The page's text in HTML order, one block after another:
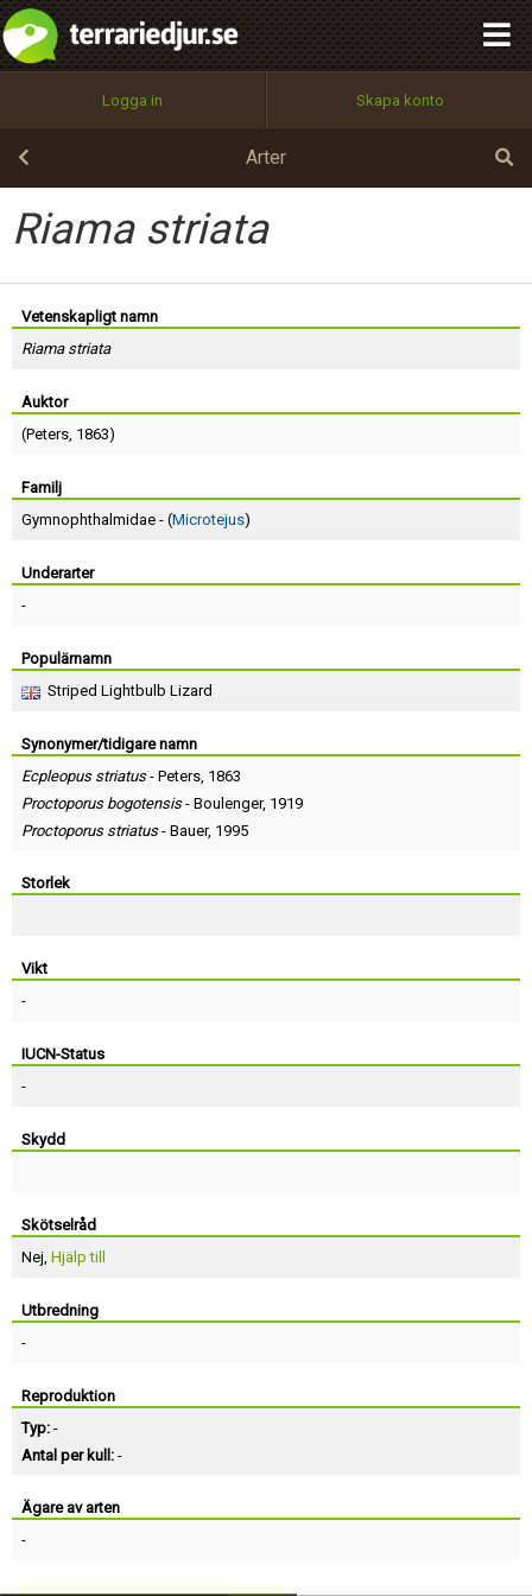
Logga in Skapa konto
Arter
Riama striata
Vetenskapligt namn
Riama striata
Auktor
(Peters, 1863)
Familj
Gymnophthalmidae - (Microtejus)
Underarter
-
Populärnamn
Striped Lightbulb Lizard
Synonymer/tidigare namn
Ecpleopus striatus- Peters, 1863
Proctoporus bogotensis- Boulenger, 1919
Proctoporus striatus- Bauer, 1995
Storlek
Vikt
-
IUCN-Status
-
Skydd
Skötselråd
Nej, Hjälp till
Utbredning
-
Reproduktion
Typ: -
Antal per kull: -
Ägare av arten
-
Utför
100%
OK
integritetspolicy
Namn:
Epost:
Lösenord:
Terms of Service
Skapa konto
Begär nytt lösenord
Tillbaka till förstasidan